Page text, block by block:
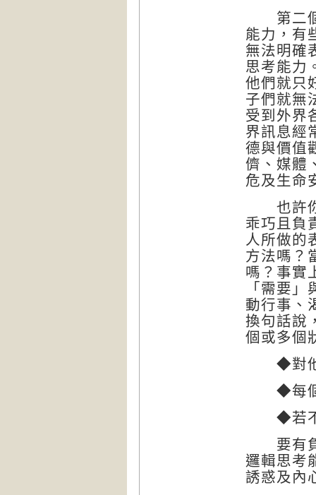
第二個
能力，有
無法明確
思考能力
他們就只
子們就無
受到外界
界訊息經
德與價值
儕、媒體
危及生命
也許你
乖巧且負
人所做的
方法嗎？
嗎？事實
「需要
動行事、
換句話說
個或多個
◆對他
◆每個
◆若不
要有負
邏輯思考
誘惑及內